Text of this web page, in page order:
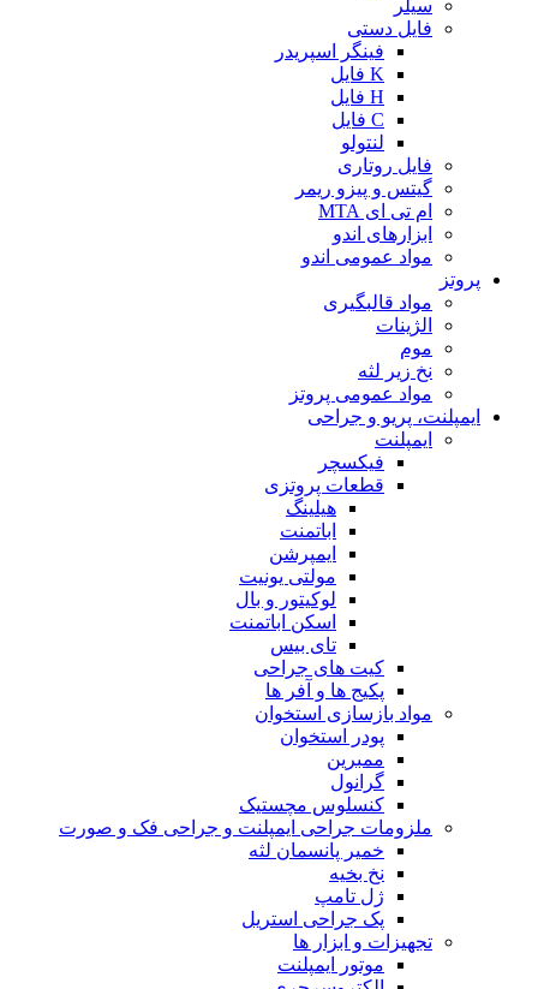
سیلر
فایل دستی
فینگر اسپریدر
K فایل
H فایل
C فایل
لنتولو
فایل روتاری
گیتس و پیزو ریمر
ام تی ای MTA
ابزارهای اندو
مواد عمومی اندو
پروتز
مواد قالبگیری
الژینات
موم
نخ زیر لثه
مواد عمومی پروتز
ایمپلنت، پریو و جراحی
ایمپلنت
فیکسچر
قطعات پروتزی
هیلینگ
اباتمنت
ایمپرشن
مولتی یونیت
لوکیتور و بال
اسکن اباتمنت
تای بیس
کیت های جراحی
پکیج ها و آفر ها
مواد بازسازی استخوان
پودر استخوان
ممبرین
گرانول
کنسلوس مچستیک
ملزومات جراحی ایمپلنت و جراحی فک و صورت
خمیر پانسمان لثه
نخ بخیه
ژل تامپ
پک جراحی استریل
تجهیزات و ابزار ها
موتور ایمپلنت